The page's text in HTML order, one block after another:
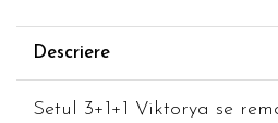
Descriere
Setul 3+1+1 Viktorya se